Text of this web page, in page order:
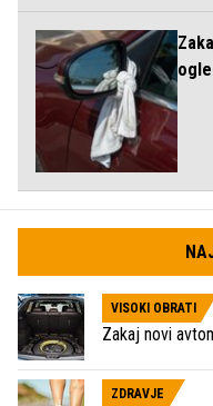
VISOKI OBRATI
Zakaj novi
ZDRAVJE